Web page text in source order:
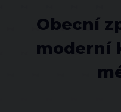
Obecní
moderní